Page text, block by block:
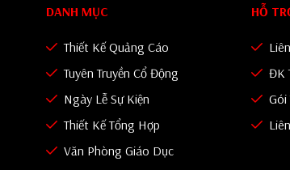
DANH MỤC
Thiết Kế Quảng Cáo
Tuyên Truyền Cổ Động
Ngày Lễ Sự Kiện
Thiết Kế Tổng Hợp
Văn Phòng Giáo Dục
HỖ
ĐK
Gói